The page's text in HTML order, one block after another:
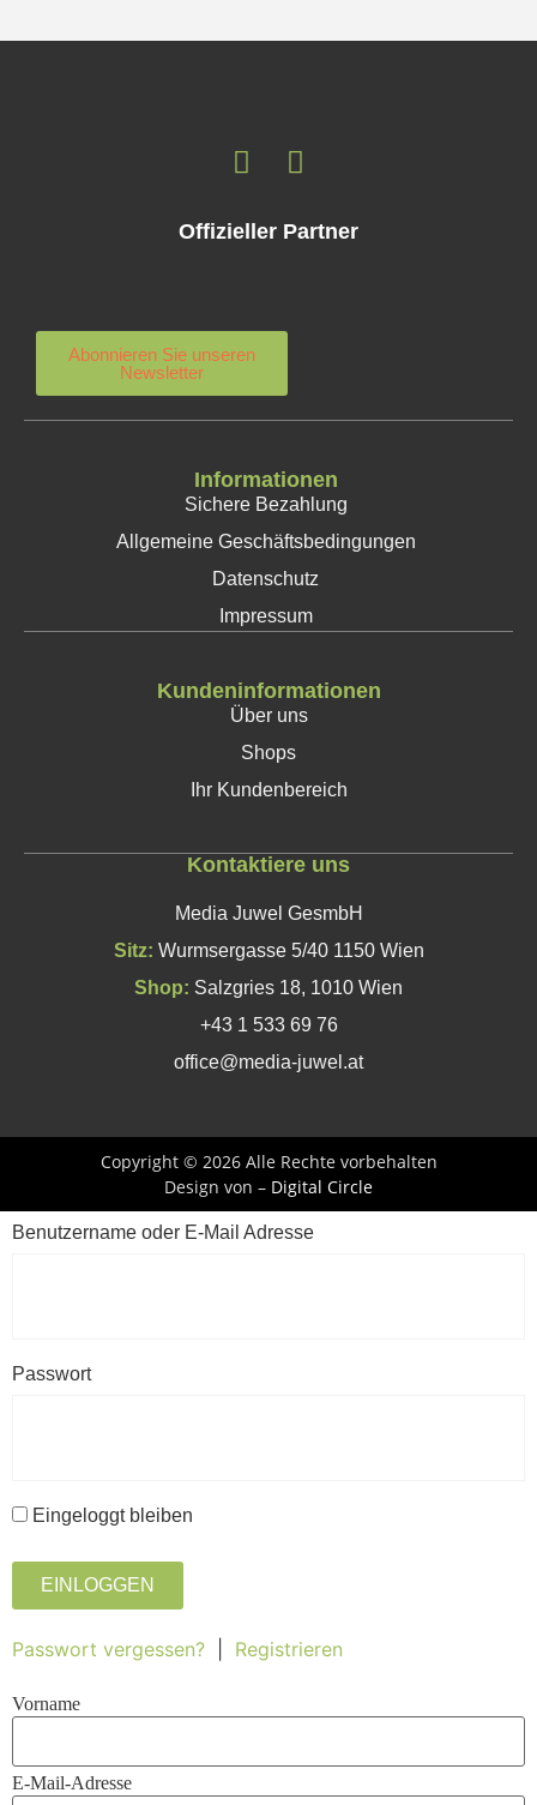
Offizieller Partner
Abonnieren Sie unseren
Newsletter
Informationen
Sichere Bezahlung
Allgemeine Geschäftsbedingungen
Datenschutz
Impressum
Kundeninformationen
Über uns
Shops
Ihr Kundenbereich
Kontaktiere uns
Media Juwel GesmbH
Sitz: Wurmsergasse 5/40 1150 Wien
Shop: Salzgries 18, 1010 Wien
+43 1 533 69 76
office@media-juwel.at
Copyright © 2026 Alle Rechte vorbehalten
Design von – Digital Circle
Benutzername oder E-Mail Adresse
Passwort
Eingeloggt bleiben
EINLOGGEN
Passwort vergessen? Registrieren
Vorname
E-Mail-Adresse